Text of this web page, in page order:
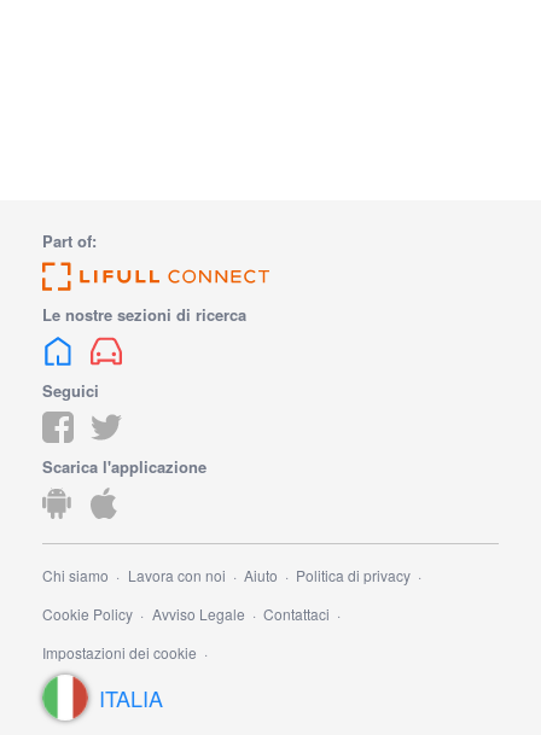
Part of:
Le nostre sezioni di ricerca
Seguici
Scarica l'applicazione
Chi siamo Lavora con noi Aiuto
Politica di privacy
Cookie Policy
Avviso Legale
Contattaci
Impostazioni dei cookie
ITALIA